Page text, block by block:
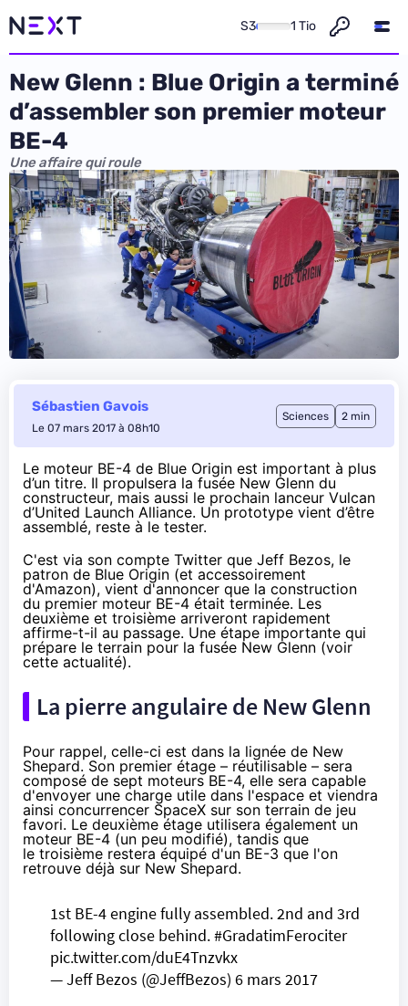
S3 1 Tio
New Glenn : Blue Origin a terminé
d’assembler son premier moteur
BE-4
Une affaire qui roule
Sébastien Gavois
Le 07 mars 2017 à 08h10
Sciences 2 min
Le moteur BE-4 de Blue Origin est important à plus
d’un titre. Il propulsera la fusée New Glenn du
constructeur, mais aussi le prochain lanceur Vulcan
d’United Launch Alliance. Un prototype vient d’être
assemblé, reste à le tester.
C'est via son compte Twitter que Jeff Bezos, le
patron de Blue Origin (et accessoirement
d'Amazon), vient d'annoncer que la construction
du premier moteur BE-4 était terminée. Les
deuxième et troisième arriveront rapidement
affirme-t-il au passage. Une étape importante qui
prépare le terrain pour la fusée New Glenn (voir
cette actualité).
La pierre angulaire de New Glenn
Pour rappel, celle-ci est dans la lignée de New
Shepard. Son premier étage – réutilisable – sera
composé de sept moteurs BE-4, elle sera capable
d'envoyer une charge utile dans l'espace et viendra
ainsi concurrencer SpaceX sur son terrain de jeu
favori. Le deuxième étage utilisera également un
moteur BE-4 (un peu modifié), tandis que
le troisième restera équipé d'un BE-3 que l'on
retrouve déjà sur New Shepard.
1st BE-4 engine fully assembled. 2nd and 3rd
following close behind.#GradatimFerociter
pic.twitter.com/duE4Tnzvkx
— Jeff Bezos (@JeffBezos) 6 mars 2017